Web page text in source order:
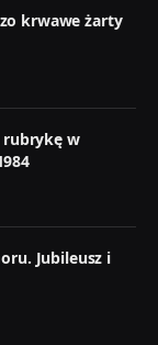
krwawe żarty
rubrykę w
Jubileusz i